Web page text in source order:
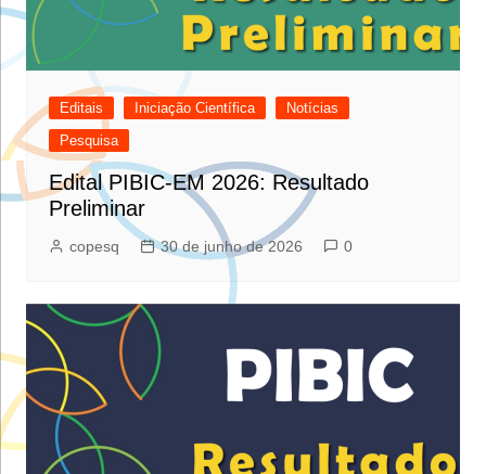
Editais Iniciação Científica
Notícias
Pesquisa
Edital PIBIC-EM 2026: Resultado
Preliminar
copesq 30 de junho de 2026 0